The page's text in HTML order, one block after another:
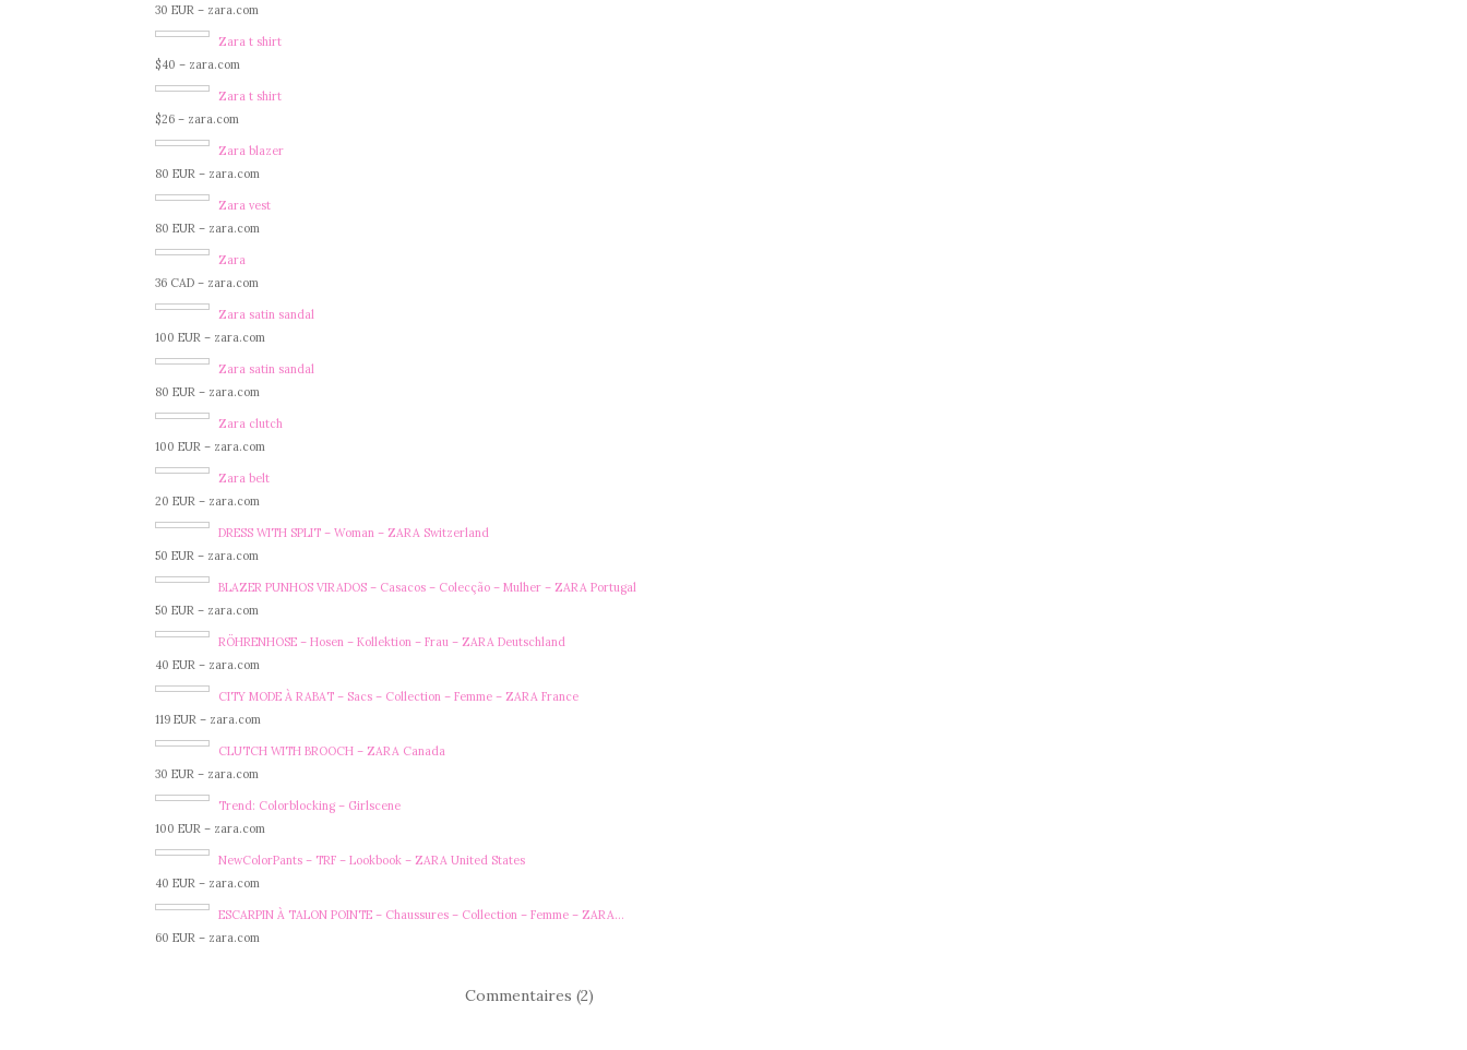
30 EUR – zara.com
Zara t shirt
$40 – zara.com
Zara t shirt
$26 – zara.com
Zara blazer
80 EUR – zara.com
Zara vest
80 EUR – zara.com
Zara
36 CAD – zara.com
Zara satin sandal
100 EUR – zara.com
Zara satin sandal
80 EUR – zara.com
Zara clutch
100 EUR – zara.com
Zara belt
20 EUR – zara.com
DRESS WITH SPLIT – Woman – ZARA Switzerland
50 EUR – zara.com
BLAZER PUNHOS VIRADOS – Casacos – Colecção – Mulher – ZARA Portugal
50 EUR – zara.com
RÖHRENHOSE – Hosen – Kollektion – Frau – ZARA Deutschland
40 EUR – zara.com
CITY MODE À RABAT – Sacs – Collection – Femme – ZARA France
119 EUR – zara.com
CLUTCH WITH BROOCH – ZARA Canada
30 EUR – zara.com
Trend: Colorblocking – Girlscene
100 EUR – zara.com
NewColorPants – TRF – Lookbook – ZARA United States
40 EUR – zara.com
ESCARPIN À TALON POINTE – Chaussures – Collection – Femme – ZARA…
60 EUR – zara.com
Commentaires (2)